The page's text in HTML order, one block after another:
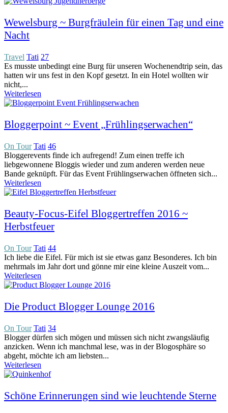
Wewelsburg ~ Burgfräulein für einen Tag und eine
Nacht
Travel Tati 27
Es musste unbedingt eine Burg für unseren Wochenendtrip sein, das
hatten wir uns fest in den Kopf gesetzt. In ein Hotel wollten wir
nicht,...
Weiterlesen
Bloggerpoint ~ Event „Frühlingserwachen“
On Tour Tati 46
Bloggerevents finde ich aufregend! Zum einen treffe ich
liebgewonnene Bloggis wieder und zum anderen werden neue
Bande geknüpft. Für das Event Frühlingserwachen öffneten sich...
Weiterlesen
Beauty-Focus-Eifel Bloggertreffen 2016 ~
Herbstfeuer
On Tour Tati 44
Ich liebe die Eifel. Für mich ist sie etwas ganz Besonderes. Ich bin
mehrmals im Jahr dort und gönne mir eine kleine Auszeit vom...
Weiterlesen
Die Product Blogger Lounge 2016
On Tour Tati 34
Blogger dürfen sich mögen und müssen sich nicht zwangsläufig
anzicken. Wenn ich manchmal lese, was in der Blogosphäre so
abgeht, möchte ich am liebsten...
Weiterlesen
Schöne Erinnerungen sind wie leuchtende Sterne